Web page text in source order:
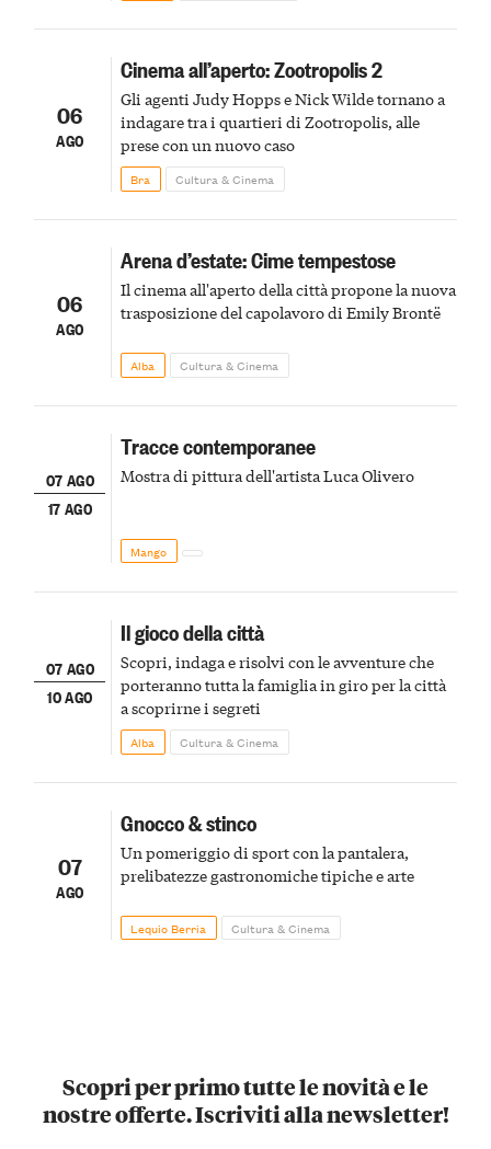
06
AGO
Cinema all’aperto: Zootropolis 2
Gli agenti Judy Hopps e Nick Wilde tornano a
indagare tra i quartieri di Zootropolis, alle
prese con un nuovo caso
Bra Cultura & Cinema
06
AGO
Arena d’estate: Cime tempestose
Il cinema all'aperto della città propone la nuova
trasposizione del capolavoro di Emily Brontë
Alba Cultura & Cinema
07 AGO
17 AGO
Tracce contemporanee
Mostra di pittura dell'artista Luca Olivero
Mango
07 AGO
10 AGO
Il gioco della città
Scopri, indaga e risolvi con le avventure che
porteranno tutta la famiglia in giro per la città
a scoprirne i segreti
Alba Cultura & Cinema
07
AGO
Gnocco & stinco
Un pomeriggio di sport con la pantalera,
prelibatezze gastronomiche tipiche e arte
Lequio Berria Cultura & Cinema
Scopri per primo tutte le novità e le
nostre offerte. Iscriviti alla newsletter!